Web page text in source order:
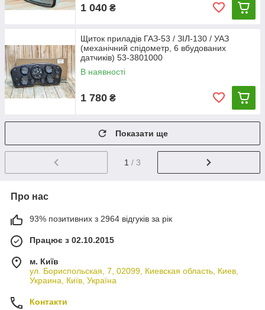
1 040 ₴
Щиток приладів ГАЗ-53 / ЗІЛ-130 / УАЗ
(механічний спідометр, 6 вбудованих
датчиків) 53-3801000
В наявності
1 780 ₴
Показати ще
1 / 3
Про нас
93% позитивних з 2964 відгуків за рік
Працює з 02.10.2015
м. Київ
ул. Бориспольская, 7, 02099, Киевская область, Киев,
Украина, Київ, Україна
Контакти